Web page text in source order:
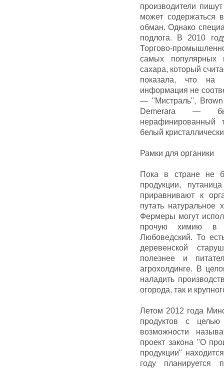
производители
может содержаться
обман. Однако
подлога. В 2010
Торгово-
самых популярных
сахара, который
показала, что на
информация не
— "Мистраль",
Demerara —
нерафинированный
белый
Рамки для органики
Пока в стране не
продукции,
приравнивают к
путать натуральное
Фермеры могут
прочую химию в
Любоведский. То
деревенской
полезнее и
агрохолдинге. В
наладить
огорода, так и
Летом 2012 года
продуктов с целью
возможности
проект закона "О
продукции"
году планируется